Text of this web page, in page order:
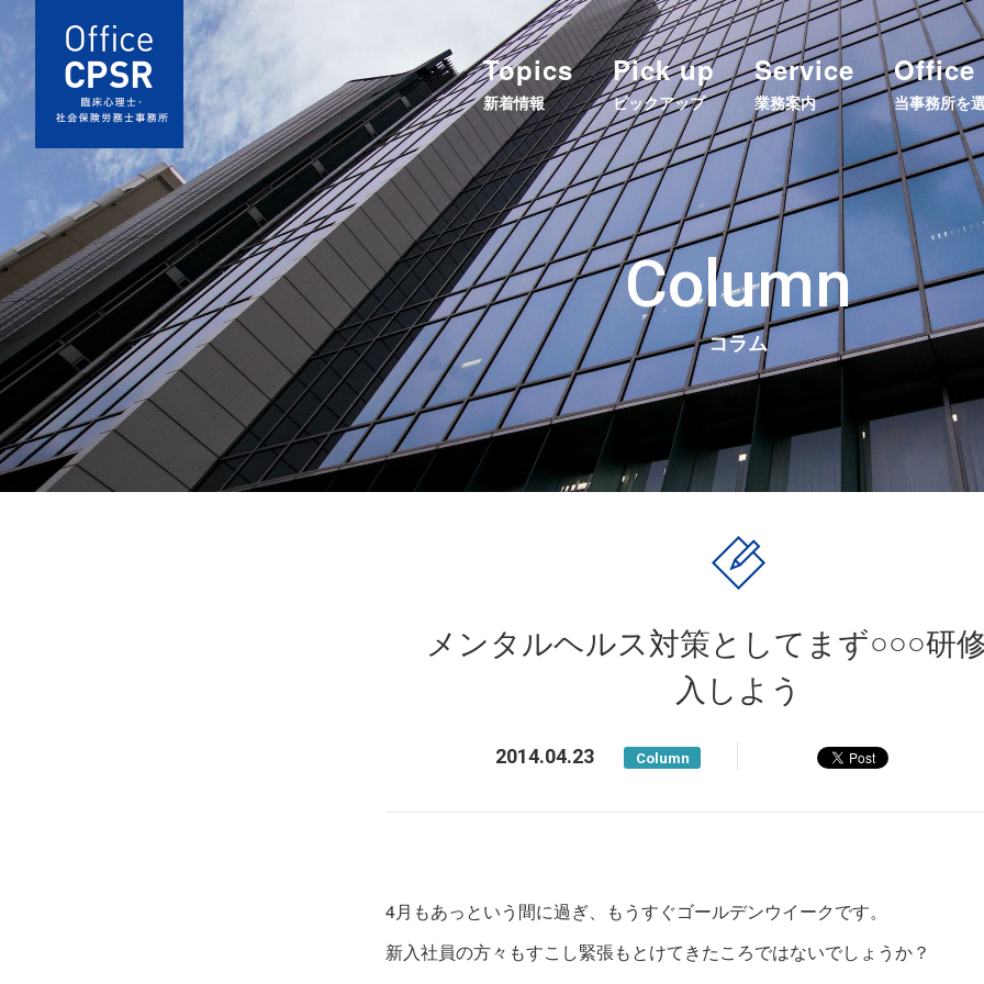
Topics
新着情報
Pick up
ピックアップ
Service
業務案内
Office
当事務所を
Column
コラム
メンタルヘルス対策としてまず○○○研
入しよう
2014.04.23 Column
4月もあっという間に過ぎ、もうすぐゴールデンウイークです。
新入社員の方々もすこし緊張もとけてきたころではないでしょうか？